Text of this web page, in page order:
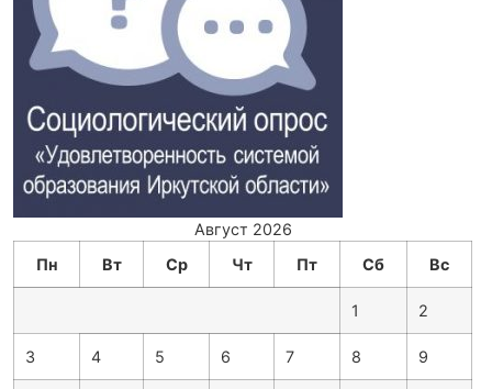
Август 2026
Пн
Вт Ср Чт Пт Сб Вс
1 2
3 4 5 6 7 8 9